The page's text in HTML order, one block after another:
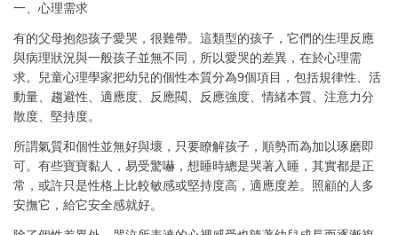
一、心理需求
有的父母抱怨孩子愛哭，很難帶。這類型的孩子，它們的生理反應
與病理狀況與一般孩子並無不同，所以愛哭的差異，在於心理需
求。兒童心理學家把幼兒的個性本質分為9個項目，包括規律性、活
動量、趨避性、適應度、反應閥、反應強度、情緒本質、注意力分
散度、堅持度。
所謂氣質和個性並無好與壞，只要瞭解孩子，順勢而為加以琢磨即
可。有些寶寶黏人，易受驚嚇，想睡時總是哭著入睡，其實都是正
常，或許只是性格上比較敏感或堅持度高，適應度差。照顧的人多
安撫它，給它安全感就好。